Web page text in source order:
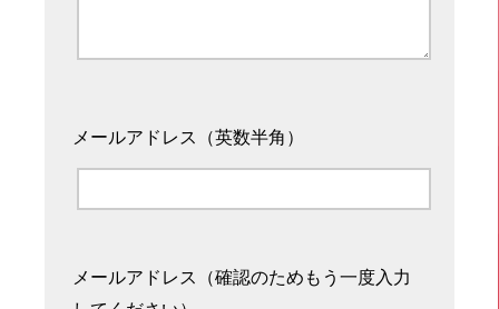
メールアドレス（英数半角）
メールアドレス（確認のためもう一度入力